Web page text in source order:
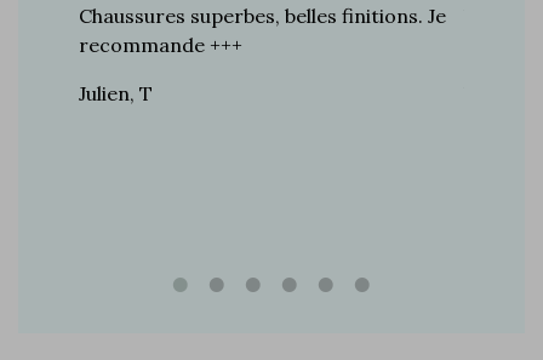
Chaussures superbes, belles finitions. Je
recommande +++
Julien, T